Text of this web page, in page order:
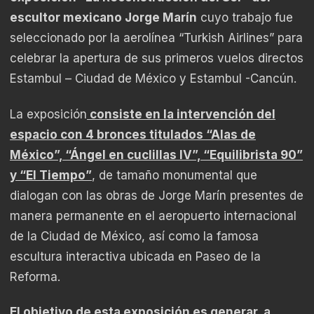
escultor mexicano Jorge Marín cuyo trabajo fue
seleccionado por la aerolínea “Turkish Airlines” para
celebrar la apertura de sus primeros vuelos directos
Estambul – Ciudad de México y Estambul -Cancún.
La exposición consiste en la intervención del
espacio con 4 bronces titulados “Alas de
México”, “Ángel en cuclillas IV”, “Equilibrista 90”
y “El Tiempo”, de tamaño monumental que
dialogan con las obras de Jorge Marín presentes de
manera permanente en el aeropuerto internacional
de la Ciudad de México, así como la famosa
escultura interactiva ubicada en Paseo de la
Reforma.